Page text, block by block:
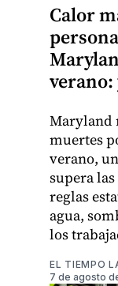
Calor
verano:
Maryland
muertes
verano,
supera las
reglas
agua,
los
EL TIEMPO
7 de agosto